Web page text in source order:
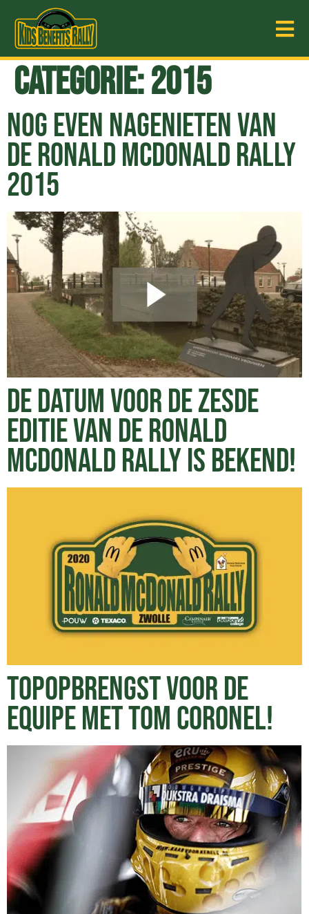
Categorie:2015
NOG EVEN NAGENIETEN VAN
DE RONALD MCDONALD RALLY
2015
DE DATUM VOOR DE ZESDE
EDITIE VAN DE RONALD
MCDONALD RALLY IS BEKEND!
TOPOPBRENGST VOOR DE
EQUIPE MET TOM CORONEL!